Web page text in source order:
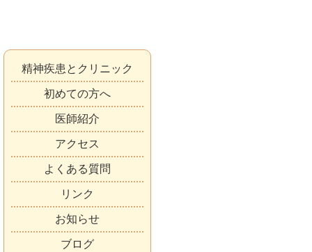
精神疾患とクリニック
初めての方へ
医師紹介
アクセス
よくある質問
リンク
お知らせ
ブログ